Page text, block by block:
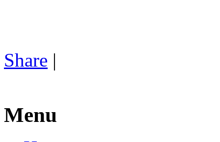
Share |
Menu